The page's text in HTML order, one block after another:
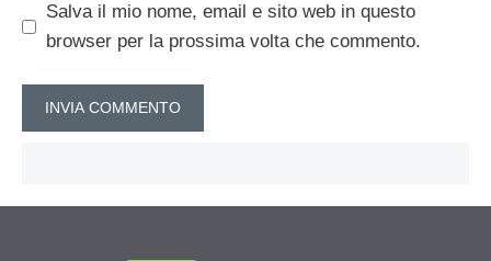
Salva il mio nome, email e sito web in questo
browser per la prossima volta che commento.